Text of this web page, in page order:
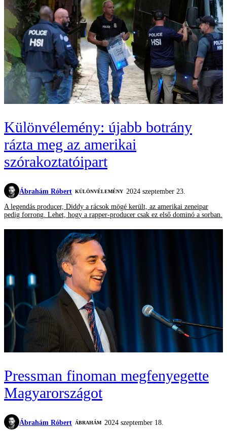
Különvélemény: újabb botrány
rázta meg az amerikai
szórakoztatóipart
Ábrahám Róbert KÜLÖNVÉLEMÉNY 2024 szeptember 23.
A legendás producer, Diddy a rácsok mögé került, az amerikai zeneipar
pedig forrong. Lehet, hogy a rapper-producer csak ez első dominó a sorban.
Pressman finoman megfenyegette
Magyarországot
Ábrahám Róbert ÁBRAHÁM 2024 szeptember 18.